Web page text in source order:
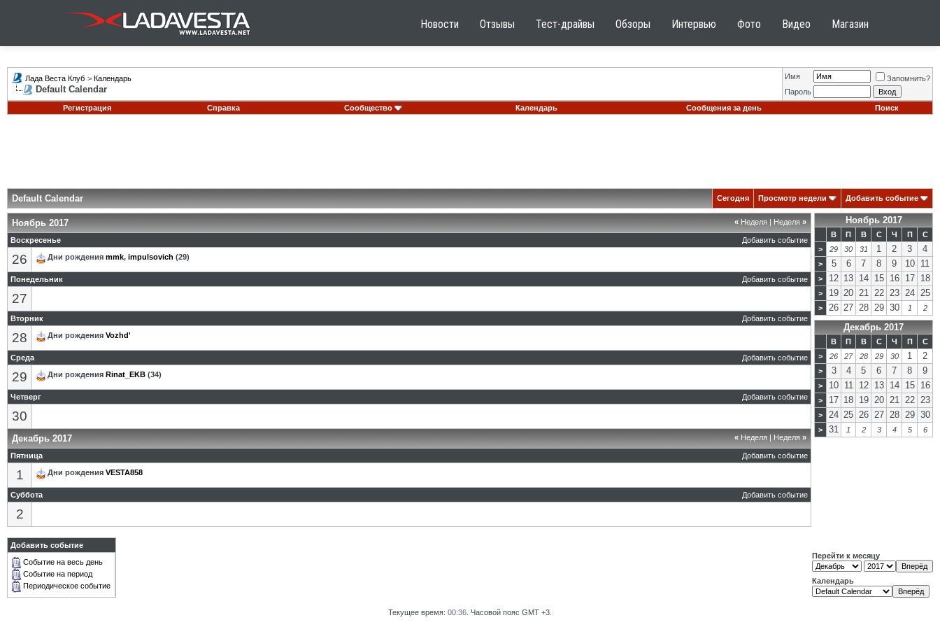
Новости Отзывы Тест-драйвы Обзоры Интервью Фото Видео Магазин
Лада Веста Клуб > Календарь
Default Calendar
Имя
Запомнить?
Пароль
Регистрация
Справка Сообщество Календарь Сообщения за день Поиск
Default Calendar Сегодня Просмотр недели Добавить событие
« Неделя | Неделя »
Ноябрь 2017
Добавить событие
Воскресенье
26 Дни рождения mmk, impulsovich (29)
Добавить событие
Понедельник
27
Добавить событие
Вторник
28 Дни рождения Vozhd'
Добавить событие
Среда
29 Дни рождения Rinat_EKB (34)
Добавить событие
Четверг
30
« Неделя | Неделя »
Декабрь 2017
Добавить событие
Пятница
1 Дни рождения VESTA858
Добавить событие
Суббота
2
Ноябрь 2017
В П В С Ч П
С
>
29 30 31 1 2 3 4
> 5 6 7 8 9 10 11
> 12 13 14 15 16 17 18
> 19 20 21 22 23 24 25
> 26 27 28 29 30 1 2
Декабрь 2017
В П В С Ч П
С
>
26 27 28 29 30 1 2
> 3 4 5 6 7 8 9
> 10 11 12 13 14 15 16
> 17 18 19 20 21 22 23
> 24 25 26 27 28 29 30
> 31 1 2 3 4 5 6
Добавить событие
Событие на весь день
Событие на период
Периодическое событие
Перейти к месяцу
Календарь
Текущее время: 00:36 . Часовой пояс GMT +3.